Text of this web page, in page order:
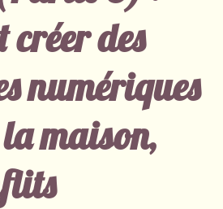
créer des
numériques
maison,